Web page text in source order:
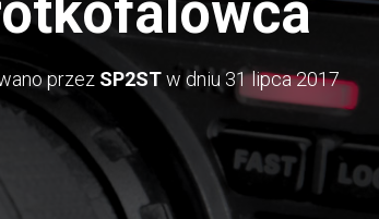
przez SP2STw dniu 31 lipca 2017